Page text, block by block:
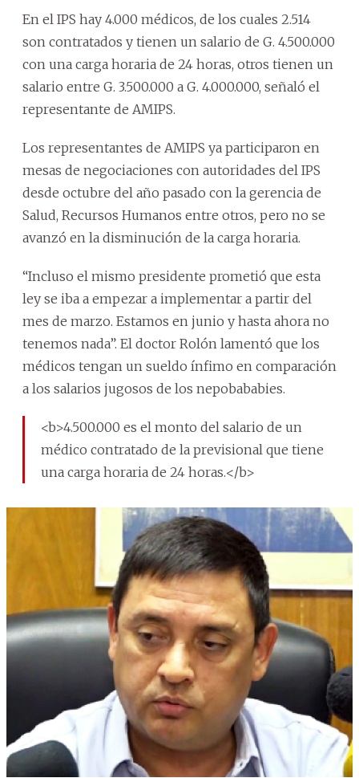
En el IPS hay 4.000 médicos, de los cuales 2.514
son contratados y tienen un salario de G. 4.500.000
con una carga horaria de 24 horas, otros tienen un
salario entre G. 3.500.000 a G. 4.000.000, señaló el
representante de AMIPS.
Los representantes de AMIPS ya participaron en
mesas de negociaciones con autoridades del IPS
desde octubre del año pasado con la gerencia de
Salud, Recursos Humanos entre otros, pero no se
avanzó en la disminución de la carga horaria.
“Incluso el mismo presidente prometió que esta
ley se iba a empezar a implementar a partir del
mes de marzo. Estamos en junio y hasta ahora no
tenemos nada”. El doctor Rolón lamentó que los
médicos tengan un sueldo ínfimo en comparación
a los salarios jugosos de los nepobababies.
<b>4.500.000 es el monto del salario de un
médico contratado de la previsional que tiene
una carga horaria de 24 horas.</b>